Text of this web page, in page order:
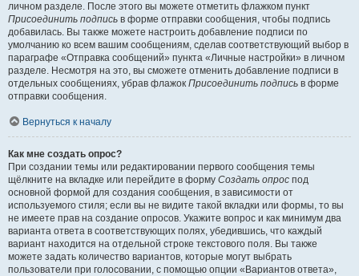
личном разделе. После этого вы можете отметить флажком пункт
Присоединить подпись в форме отправки сообщения, чтобы подпись
добавилась. Вы также можете настроить добавление подписи по
умолчанию ко всем вашим сообщениям, сделав соответствующий выбор в
параграфе «Отправка сообщений» пункта «Личные настройки» в личном
разделе. Несмотря на это, вы сможете отменить добавление подписи в
отдельных сообщениях, убрав флажок Присоединить подпись в форме
отправки сообщения.
Вернуться к началу
Как мне создать опрос?
При создании темы или редактировании первого сообщения темы
щёлкните на вкладке или перейдите в форму Создать опрос под
основной формой для создания сообщения, в зависимости от
используемого стиля; если вы не видите такой вкладки или формы, то вы
не имеете прав на создание опросов. Укажите вопрос и как минимум два
варианта ответа в соответствующих полях, убедившись, что каждый
вариант находится на отдельной строке текстового поля. Вы также
можете задать количество вариантов, которые могут выбрать
пользователи при голосовании, с помощью опции «Вариантов ответа»,